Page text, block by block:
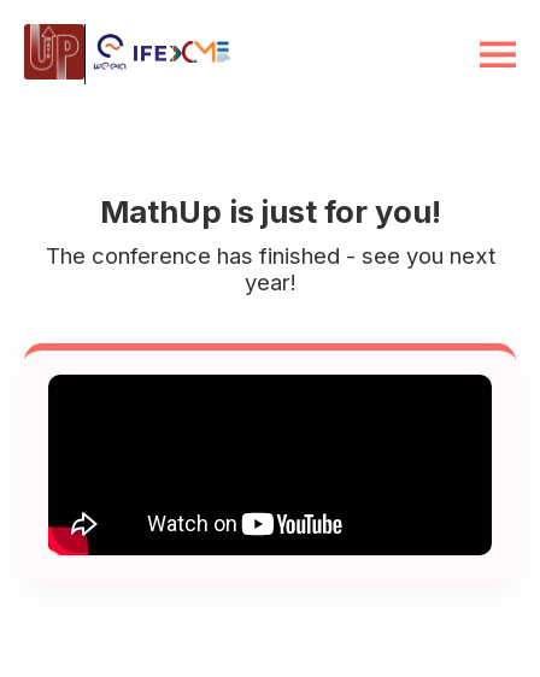
MathUp is just for you!
The conference has finished - see you next
year!